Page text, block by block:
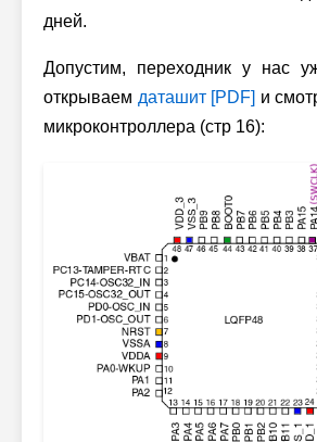
дней.
Допустим, переходник у нас
открываем даташит [PDF] и
микроконтроллера (стр 16):